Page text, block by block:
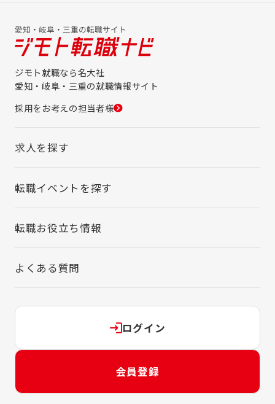
ジモト就職なら名大社
愛知・岐阜・三重の就職情報サイト
採用をお考えの担当者様
求人を探す
転職イベントを探す
転職お役立ち情報
よくある質問
ログイン
会員登録